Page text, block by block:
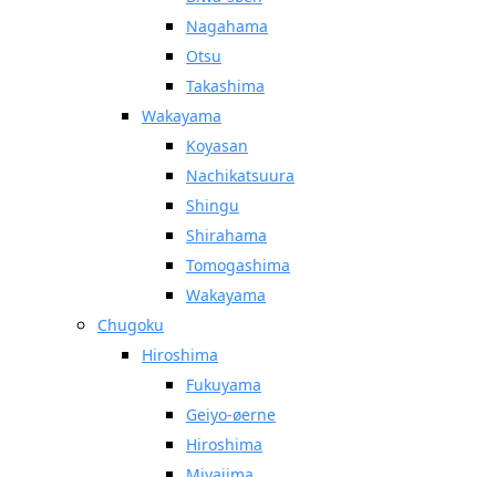
Nagahama
Otsu
Takashima
Wakayama
Koyasan
Nachikatsuura
Shingu
Shirahama
Tomogashima
Wakayama
Chugoku
Hiroshima
Fukuyama
Geiyo-øerne
Hiroshima